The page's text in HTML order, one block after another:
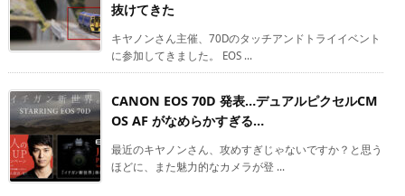
抜けてきた
キヤノンさん主催、70Dのタッチアンドトライイベント
に参加してきました。 EOS ...
CANON EOS 70D 発表…デュアルピクセルCM
OS AF がなめらかすぎる…
最近のキヤノンさん、攻めすぎじゃないですか？と思う
ほどに、また魅力的なカメラが登 ...